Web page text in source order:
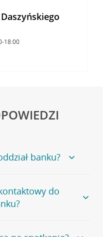
18:00
banku?
zapraszamy na
znajduje się
do
ogólnego numeru